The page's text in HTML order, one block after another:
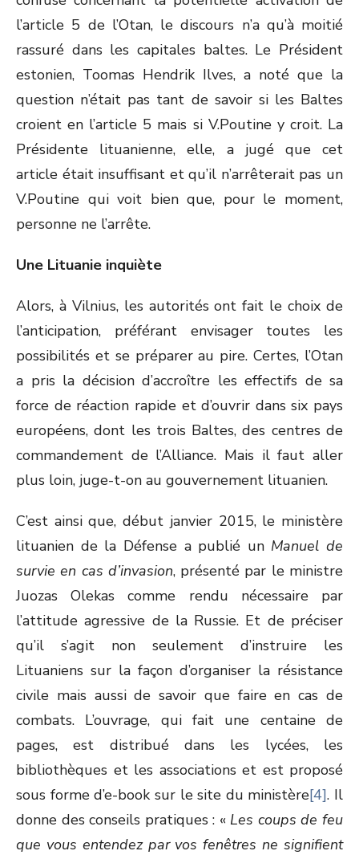
l’article 5 de l’Otan, le discours n’a qu’à moitié
rassuré dans les capitales baltes. Le Président
estonien, Toomas Hendrik Ilves, a noté que la
question n’était pas tant de savoir si les Baltes
croient en l’article 5 mais si V.Poutine y croit. La
Présidente lituanienne, elle, a jugé que cet
article était insuffisant et qu’il n’arrêterait pas un
V.Poutine qui voit bien que, pour le moment,
personne ne l’arrête.
Une Lituanie inquiète
Alors, à Vilnius, les autorités ont fait le choix de
l’anticipation, préférant envisager toutes les
possibilités et se préparer au pire. Certes, l’Otan
a pris la décision d’accroître les effectifs de sa
force de réaction rapide et d’ouvrir dans six pays
européens, dont les trois Baltes, des centres de
commandement de l’Alliance. Mais il faut aller
plus loin, juge-t-on au gouvernement lituanien.
C’est ainsi que, début janvier 2015, le ministère
lituanien de la Défense a publié un Manuel de
survie en cas d’invasion, présenté par le ministre
Juozas Olekas comme rendu nécessaire par
l’attitude agressive de la Russie. Et de préciser
qu’il s’agit non seulement d’instruire les
Lituaniens sur la façon d’organiser la résistance
civile mais aussi de savoir que faire en cas de
combats. L’ouvrage, qui fait une centaine de
pages, est distribué dans les lycées, les
bibliothèques et les associations et est proposé
sous forme d’e-book sur le site du ministère[4]. Il
donne des conseils pratiques : « Les coups de feu
que vous entendez par vos fenêtres ne signifient